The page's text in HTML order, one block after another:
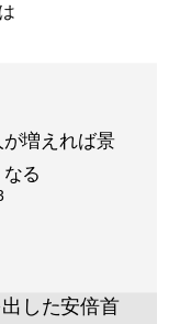
増えれば景
る
した安倍首